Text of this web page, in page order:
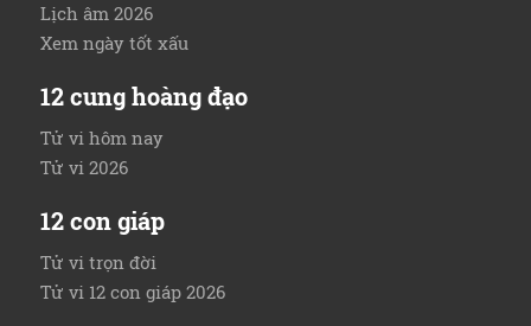
Lịch âm 2026
Xem ngày tốt xấu
12 cung hoàng đạo
Tử vi hôm nay
Tử vi 2026
12 con giáp
Tử vi trọn đời
Tử vi 12 con giáp 2026